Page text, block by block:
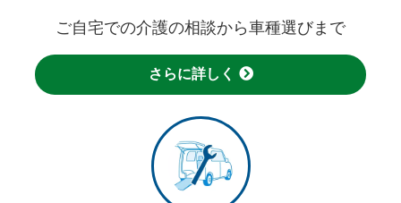
ご自宅での介護の相談から車種選びまで
さらに詳しく